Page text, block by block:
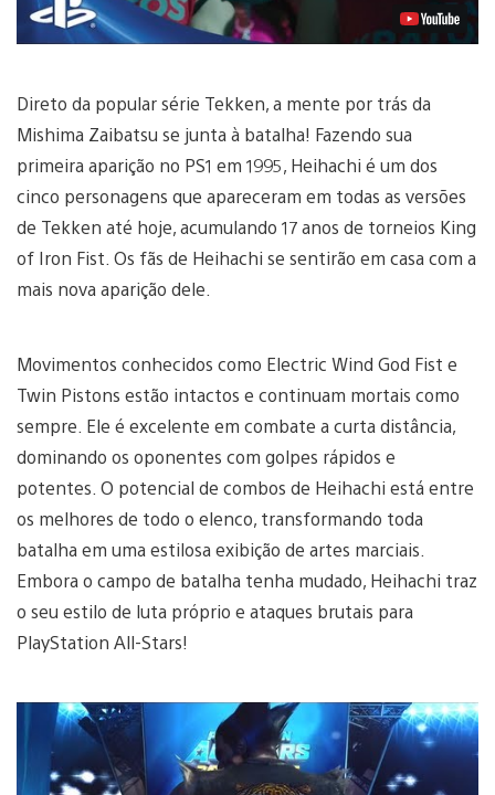
Direto da popular série Tekken, a mente por trás da
Mishima Zaibatsu se junta à batalha! Fazendo sua
primeira aparição no PS1 em 1995, Heihachi é um dos
cinco personagens que apareceram em todas as versões
de Tekken até hoje, acumulando 17 anos de torneios King
of Iron Fist. Os fãs de Heihachi se sentirão em casa com a
mais nova aparição dele.
Movimentos conhecidos como Electric Wind God Fist e
Twin Pistons estão intactos e continuam mortais como
sempre. Ele é excelente em combate a curta distância,
dominando os oponentes com golpes rápidos e
potentes. O potencial de combos de Heihachi está entre
os melhores de todo o elenco, transformando toda
batalha em uma estilosa exibição de artes marciais.
Embora o campo de batalha tenha mudado, Heihachi traz
o seu estilo de luta próprio e ataques brutais para
PlayStation All-Stars!